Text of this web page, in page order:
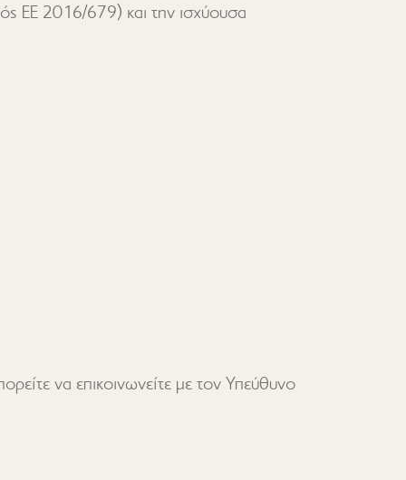
ΕΕ 2016/679) και την ισχύουσα
να επικοινωνείτε με τον Υπεύθυνο